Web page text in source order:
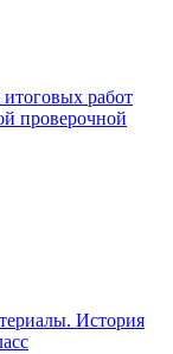
работ
проверочной
История